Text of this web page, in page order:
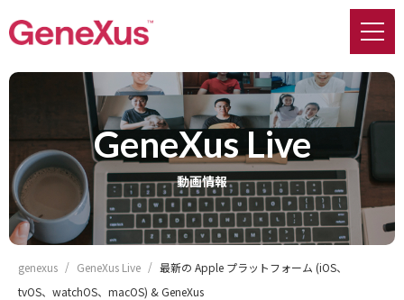
GeneXus Live
動画情報
genexus GeneXus Live
最新の Apple プラットフォーム (iOS、
tvOS、watchOS、macOS) & GeneXus